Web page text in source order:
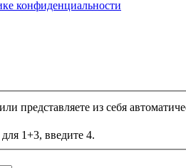
конфиденциальности
представляете из себя
1+3, введите 4.